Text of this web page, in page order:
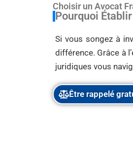
Choisir un Avocat
Pourquoi
Si vous songez à
différence. Grâce à
juridiques vous
Être rappelé